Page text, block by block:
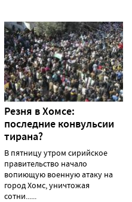
Резня в Хомсе:
последние конвульсии
тирана?
В пятницу утром сирийское
правительство начало
вопиющую военную атаку на
город Хомс, уничтожая
сотни......